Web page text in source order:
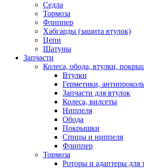
Седла
Тормоза
Флиппер
Хабгарды (защита втулок)
Цепи
Шатуны
Запчасти
Колеса, обода, втулки,
Втулки
Герметики,
Запчасти для втулок
Колеса, вилсеты
Ниппеля
Обода
Покрышки
Спицы и ниппеля
Флиппер
Тормоза
Роторы и адаптеры для